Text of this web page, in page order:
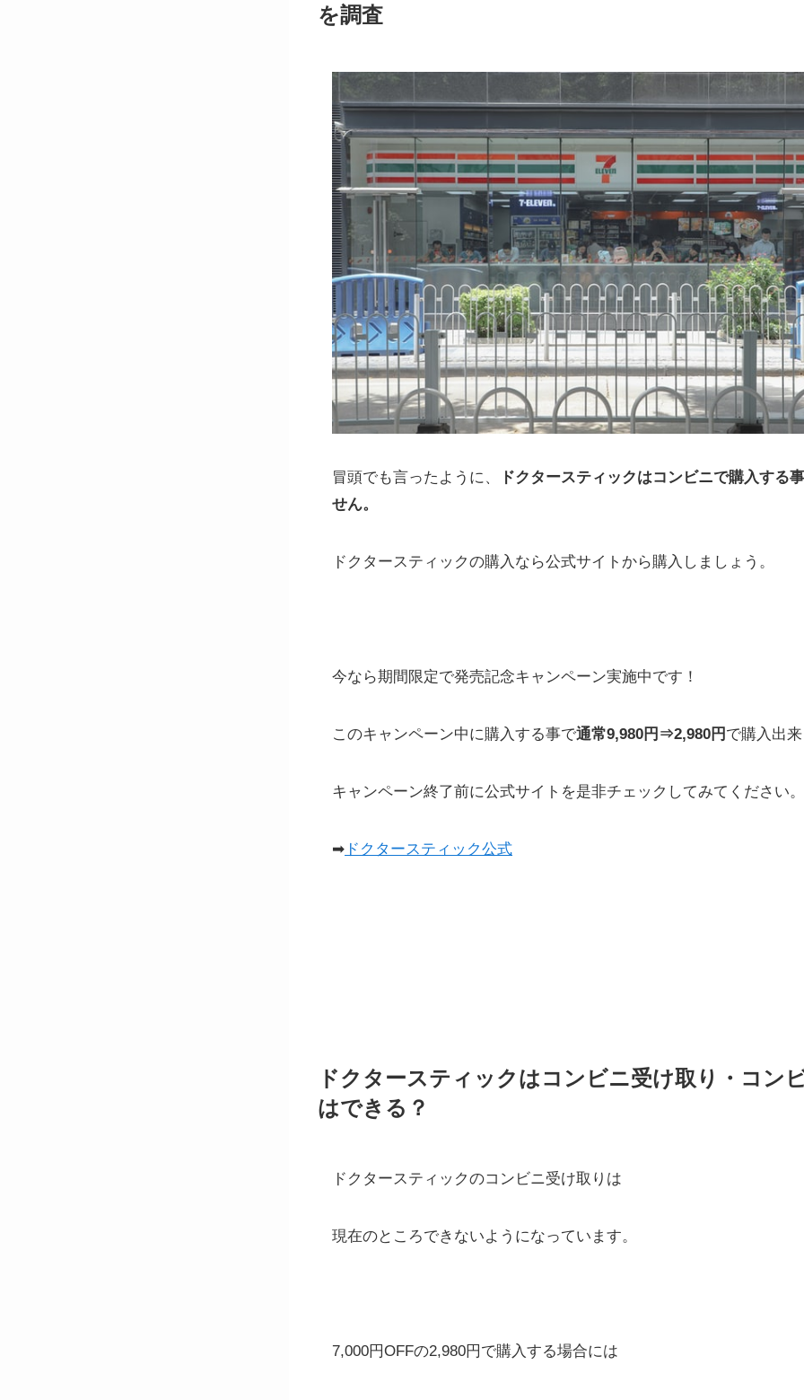
を調査
冒頭でも言ったように、
ドクタースティックはコンビニで購入する
せん。
ドクタースティックの購入なら公式サイトから購入しましょう。
今なら期間限定で発売記念キャンペーン実施中です！
このキャンペーン中に購入する事で通常9,980円⇒2,980円 で購入出
キャンペーン終了前に公式サイトを是非チェックしてみてください。
➡ ドクタースティック公式
ドクタースティックはコンビニ受け取り・コン
はできる？
ドクタースティックのコンビニ受け取りは
現在のところできないようになっています。
7,000円OFFの2,980円で購入する場合には